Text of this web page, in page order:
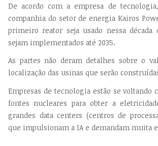
De acordo com a empresa de
companhia do setor de energia Kairos
primeiro reator seja usado nessa
sejam implementados até 2035.
As partes não deram detalhes sobre o
localização das usinas que serão
Empresas de tecnologia estão se voltando
fontes nucleares para obter a
grandes data centers (centros de
que impulsionam a IA e demandam muita